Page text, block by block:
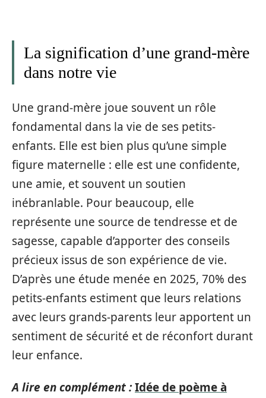
La signification d’une grand-mère
dans notre vie
Une grand-mère joue souvent un rôle
fondamental dans la vie de ses petits-
enfants. Elle est bien plus qu’une simple
figure maternelle : elle est une confidente,
une amie, et souvent un soutien
inébranlable. Pour beaucoup, elle
représente une source de tendresse et de
sagesse, capable d’apporter des conseils
précieux issus de son expérience de vie.
D’après une étude menée en 2025, 70% des
petits-enfants estiment que leurs relations
avec leurs grands-parents leur apportent un
sentiment de sécurité et de réconfort durant
leur enfance.
A lire en complément :Idée de poème à